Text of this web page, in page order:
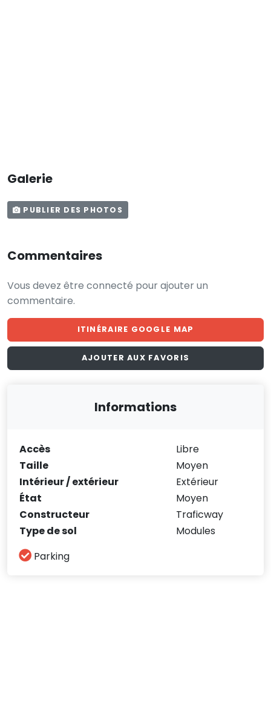
Galerie
PUBLIER DES PHOTOS
Commentaires
Vous devez être connecté pour ajouter un
commentaire.
ITINÉRAIRE GOOGLE MAP
AJOUTER AUX FAVORIS
Informations
Accès
Libre
Taille
Moyen
Intérieur / extérieur
Extérieur
État
Moyen
Constructeur
Traficway
Type de sol
Modules
Parking